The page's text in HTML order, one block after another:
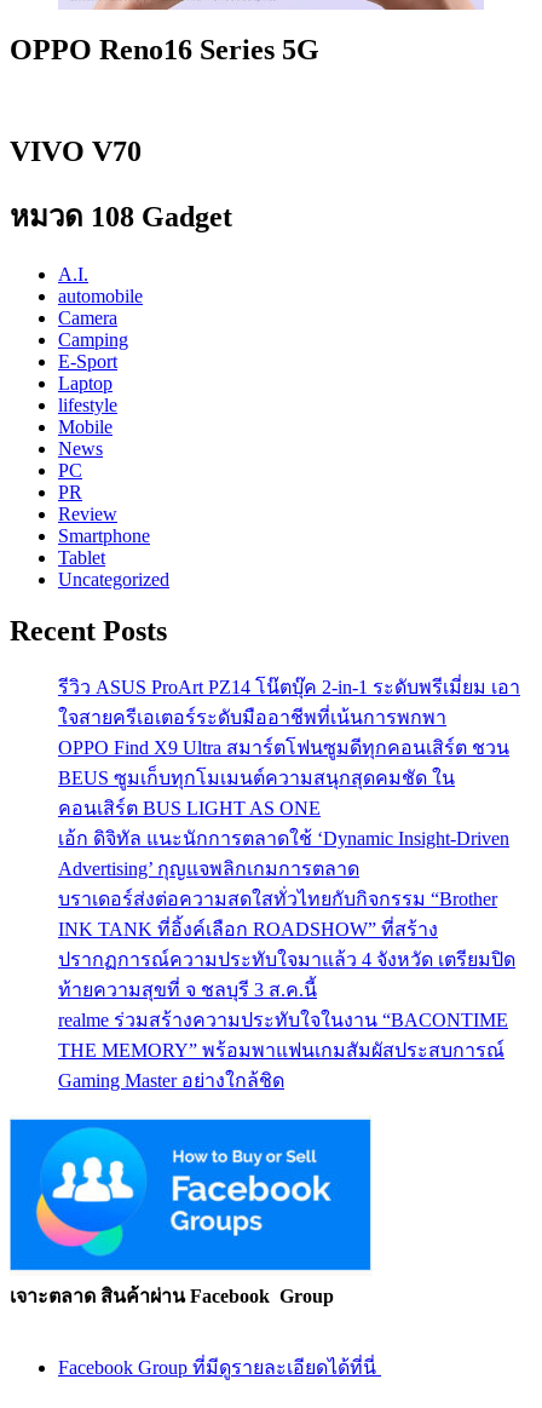
OPPO Reno16 Series 5G
VIVO V70
หมวด 108 Gadget
A.I.
automobile
Camera
Camping
E-Sport
Laptop
lifestyle
Mobile
News
PC
PR
Review
Smartphone
Tablet
Uncategorized
Recent Posts
รีวิว ASUS ProArt PZ14 โน๊ตบุ๊ค 2-in-1 ระดับพรีเมี่ยม เอา
ใจสายครีเอเตอร์ระดับมืออาชีพที่เน้นการพกพา
OPPO Find X9 Ultra สมาร์ตโฟนซูมดีทุกคอนเสิร์ต ชวน
BEUS ซูมเก็บทุกโมเมนต์ความสนุกสุดคมชัด ใน
คอนเสิร์ต BUS LIGHT AS ONE
เอ้ก ดิจิทัล แนะนักการตลาดใช้ ‘Dynamic Insight-Driven
Advertising’ กุญแจพลิกเกมการตลาด
บราเดอร์ส่งต่อความสดใสทั่วไทยกับกิจกรรม “Brother
INK TANK ที่อิ้งค์เลือก ROADSHOW” ที่สร้าง
ปรากฏการณ์ความประทับใจมาแล้ว 4 จังหวัด เตรียมปิด
ท้ายความสุขที่ จ ชลบุรี 3 ส.ค.นี้
realme ร่วมสร้างความประทับใจในงาน “BACONTIME
THE MEMORY” พร้อมพาแฟนเกมสัมผัสประสบการณ์
Gaming Master อย่างใกล้ชิด
เจาะตลาด สินค้าผ่าน Facebook Group
Facebook Group ที่มีดูรายละเอียดได้ที่นี่